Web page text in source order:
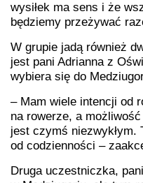
wysiłek ma sens i że
będziemy przeżywać
W grupie jadą również
jest pani Adrianna z
wybiera się do
– Mam wiele intencji od
na rowerze, a
jest czymś niezwykłym.
od codzienności –
Druga uczestniczka,